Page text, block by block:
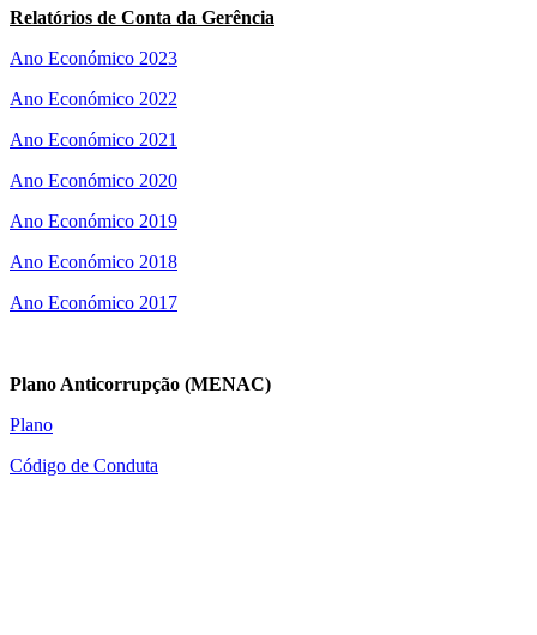
Relatórios de Conta da Gerência
Ano Económico 2023
Ano Económico 2022
Ano Económico 2021
Ano Económico 2020
Ano Económico 2019
Ano Económico 2018
Ano Económico 2017
Plano Anticorrupção (MENAC)
Plano
Código de Conduta